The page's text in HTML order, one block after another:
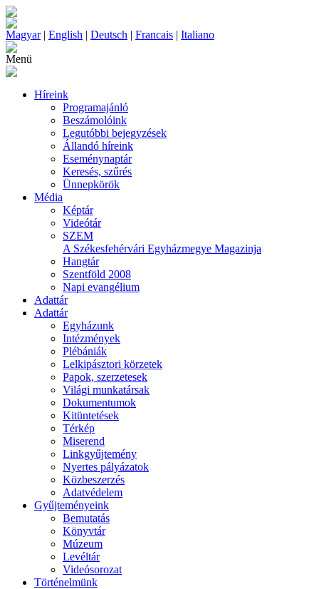
Magyar| English | Deutsch | Francais | Italiano
Menü
Híreink
Programajánló
Beszámolóink
Legutóbbi bejegyzések
Állandó híreink
Eseménynaptár
Keresés, szűrés
Ünnepkörök
Média
Képtár
Videótár
SZEM
A Székesfehérvári Egyházmegye Magazinja
Hangtár
Szentföld 2008
Napi evangélium
Adattár
Adattár
Egyházunk
Intézmények
Plébániák
Lelkipásztori körzetek
Papok, szerzetesek
Világi munkatársak
Dokumentumok
Kitüntetések
Térkép
Miserend
Linkgyűjtemény
Nyertes pályázatok
Közbeszerzés
Adatvédelem
Gyűjteményeink
Bemutatás
Könyvtár
Múzeum
Levéltár
Videósorozat
Történelmünk